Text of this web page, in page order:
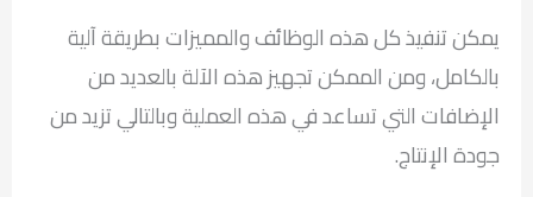
يمكن تنفيذ كل هذه الوظائف والمميزات بطريقة آلية
بالكامل، ومن الممكن تجهيز هذه الآلة بالعديد من
الإضافات التي تساعد في هذه العملية وبالتالي تزيد من
جودة الإنتاج.